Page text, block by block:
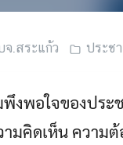
จ.สระแก้ว ประช
งพอใจของประ
คิดเห็น ความต้